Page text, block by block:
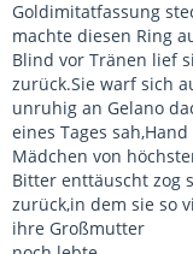
Goldimitatfassung
machte diesen Ring
Blind vor Tränen lief
zurück.Sie warf sich
unruhig an Gelano
eines Tages
Mädchen von
Bitter enttäuscht zog
zurück,in dem sie so
ihre Großmutter